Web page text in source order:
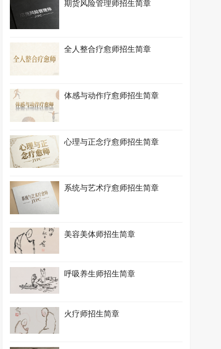
期货风险管理师招生简章
全人整合疗愈师招生简章
体感与动作疗愈师招生简章
心理与正念疗愈师招生简章
系统与艺术疗愈师招生简章
美容美体师招生简章
呼吸养生师招生简章
火疗师招生简章